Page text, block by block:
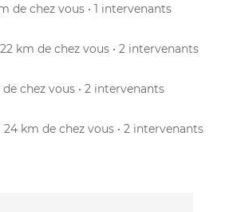
de chez vous • 1 intervenants
22 km de chez vous • 2 intervenants
de chez vous • 2 intervenants
24 km de chez vous • 2 intervenants